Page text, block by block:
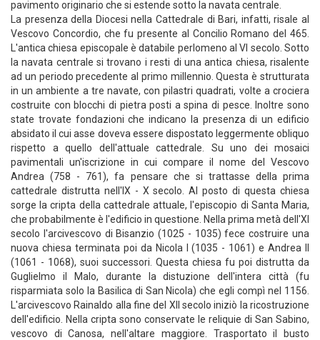
pavimento originario che si estende sotto la navata centrale.
La presenza della Diocesi nella Cattedrale di Bari, infatti, risale al
Vescovo Concordio, che fu presente al Concilio Romano del 465.
L'antica chiesa episcopale è databile perlomeno al VI secolo. Sotto
la navata centrale si trovano i resti di una antica chiesa, risalente
ad un periodo precedente al primo millennio. Questa è strutturata
in un ambiente a tre navate, con pilastri quadrati, volte a crociera
costruite con blocchi di pietra posti a spina di pesce. Inoltre sono
state trovate fondazioni che indicano la presenza di un edificio
absidato il cui asse doveva essere dispostato leggermente obliquo
rispetto a quello dell'attuale cattedrale. Su uno dei mosaici
pavimentali un'iscrizione in cui compare il nome del Vescovo
Andrea (758 - 761), fa pensare che si trattasse della prima
cattedrale distrutta nell'IX - X secolo. Al posto di questa chiesa
sorge la cripta della cattedrale attuale, l'episcopio di Santa Maria,
che probabilmente è l'edificio in questione. Nella prima metà dell'XI
secolo l'arcivescovo di Bisanzio (1025 - 1035) fece costruire una
nuova chiesa terminata poi da Nicola I (1035 - 1061) e Andrea II
(1061 - 1068), suoi successori. Questa chiesa fu poi distrutta da
Guglielmo il Malo, durante la distuzione dell'intera città (fu
risparmiata solo la Basilica di San Nicola) che egli compì nel 1156.
L'arcivescovo Rainaldo alla fine del XII secolo iniziò la ricostruzione
dell'edificio. Nella cripta sono conservate le reliquie di San Sabino,
vescovo di Canosa, nell'altare maggiore. Trasportato il busto